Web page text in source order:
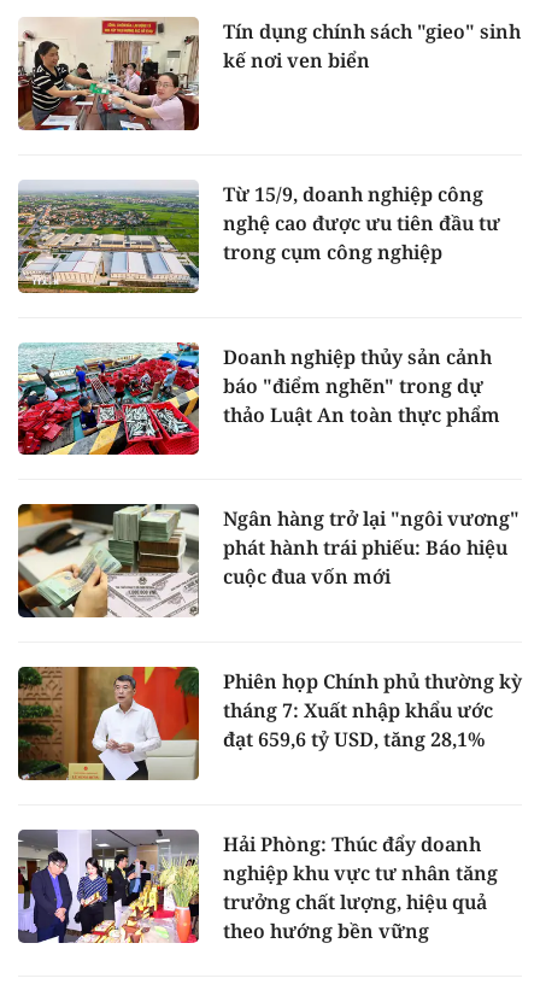
Tín dụng chính sách "gieo" sinh
kế nơi ven biển
Từ 15/9, doanh nghiệp công
nghệ cao được ưu tiên đầu tư
trong cụm công nghiệp
Doanh nghiệp thủy sản cảnh
báo "điểm nghẽn" trong dự
thảo Luật An toàn thực phẩm
Ngân hàng trở lại "ngôi vương"
phát hành trái phiếu: Báo hiệu
cuộc đua vốn mới
Phiên họp Chính phủ thường kỳ
tháng 7: Xuất nhập khẩu ước
đạt 659,6 tỷ USD, tăng 28,1%
Hải Phòng: Thúc đẩy doanh
nghiệp khu vực tư nhân tăng
trưởng chất lượng, hiệu quả
theo hướng bền vững